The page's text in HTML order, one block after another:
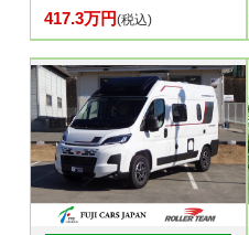
417.3万円(税込)